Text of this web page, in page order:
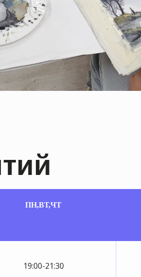
ПН,ВТ,ЧТ
19:00-21:30